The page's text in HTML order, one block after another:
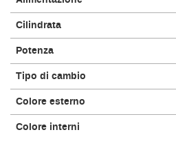
Cilindrata
Potenza
Tipo di cambio
Colore esterno
Colore interni
alla
cookie
policy.
Puoi
rivedere
e
modificare
le
tue
scelte